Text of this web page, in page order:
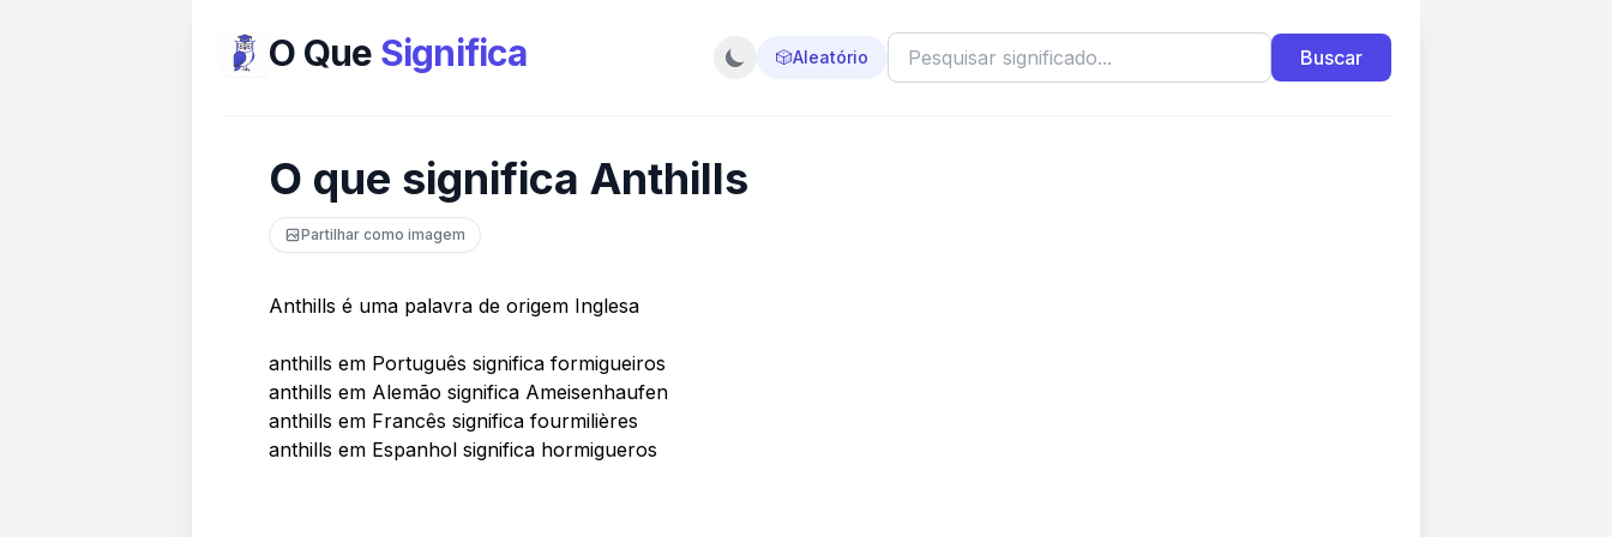
O Que Significa 🎲Aleatório Buscar
O que significa Anthills
Partilhar como imagem
Anthills é uma palavra de origem Inglesa
anthills em Português significa formigueiros
anthills em Alemão significa Ameisenhaufen
anthills em Francês significa fourmilières
anthills em Espanhol significa hormigueros